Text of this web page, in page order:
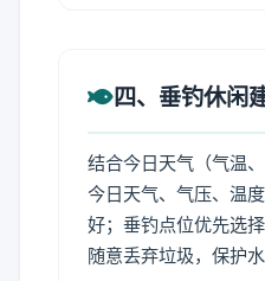
四、垂钓休闲
结合今日天气（气温
今日天气、气压、温
好；垂钓点位优先选
随意丢弃垃圾，保护